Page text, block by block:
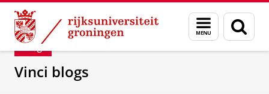
Skip
Content
Skip
Navigation
Menu
en
zoeken
Department of Innovation Management &
Blog
Vinci blogs